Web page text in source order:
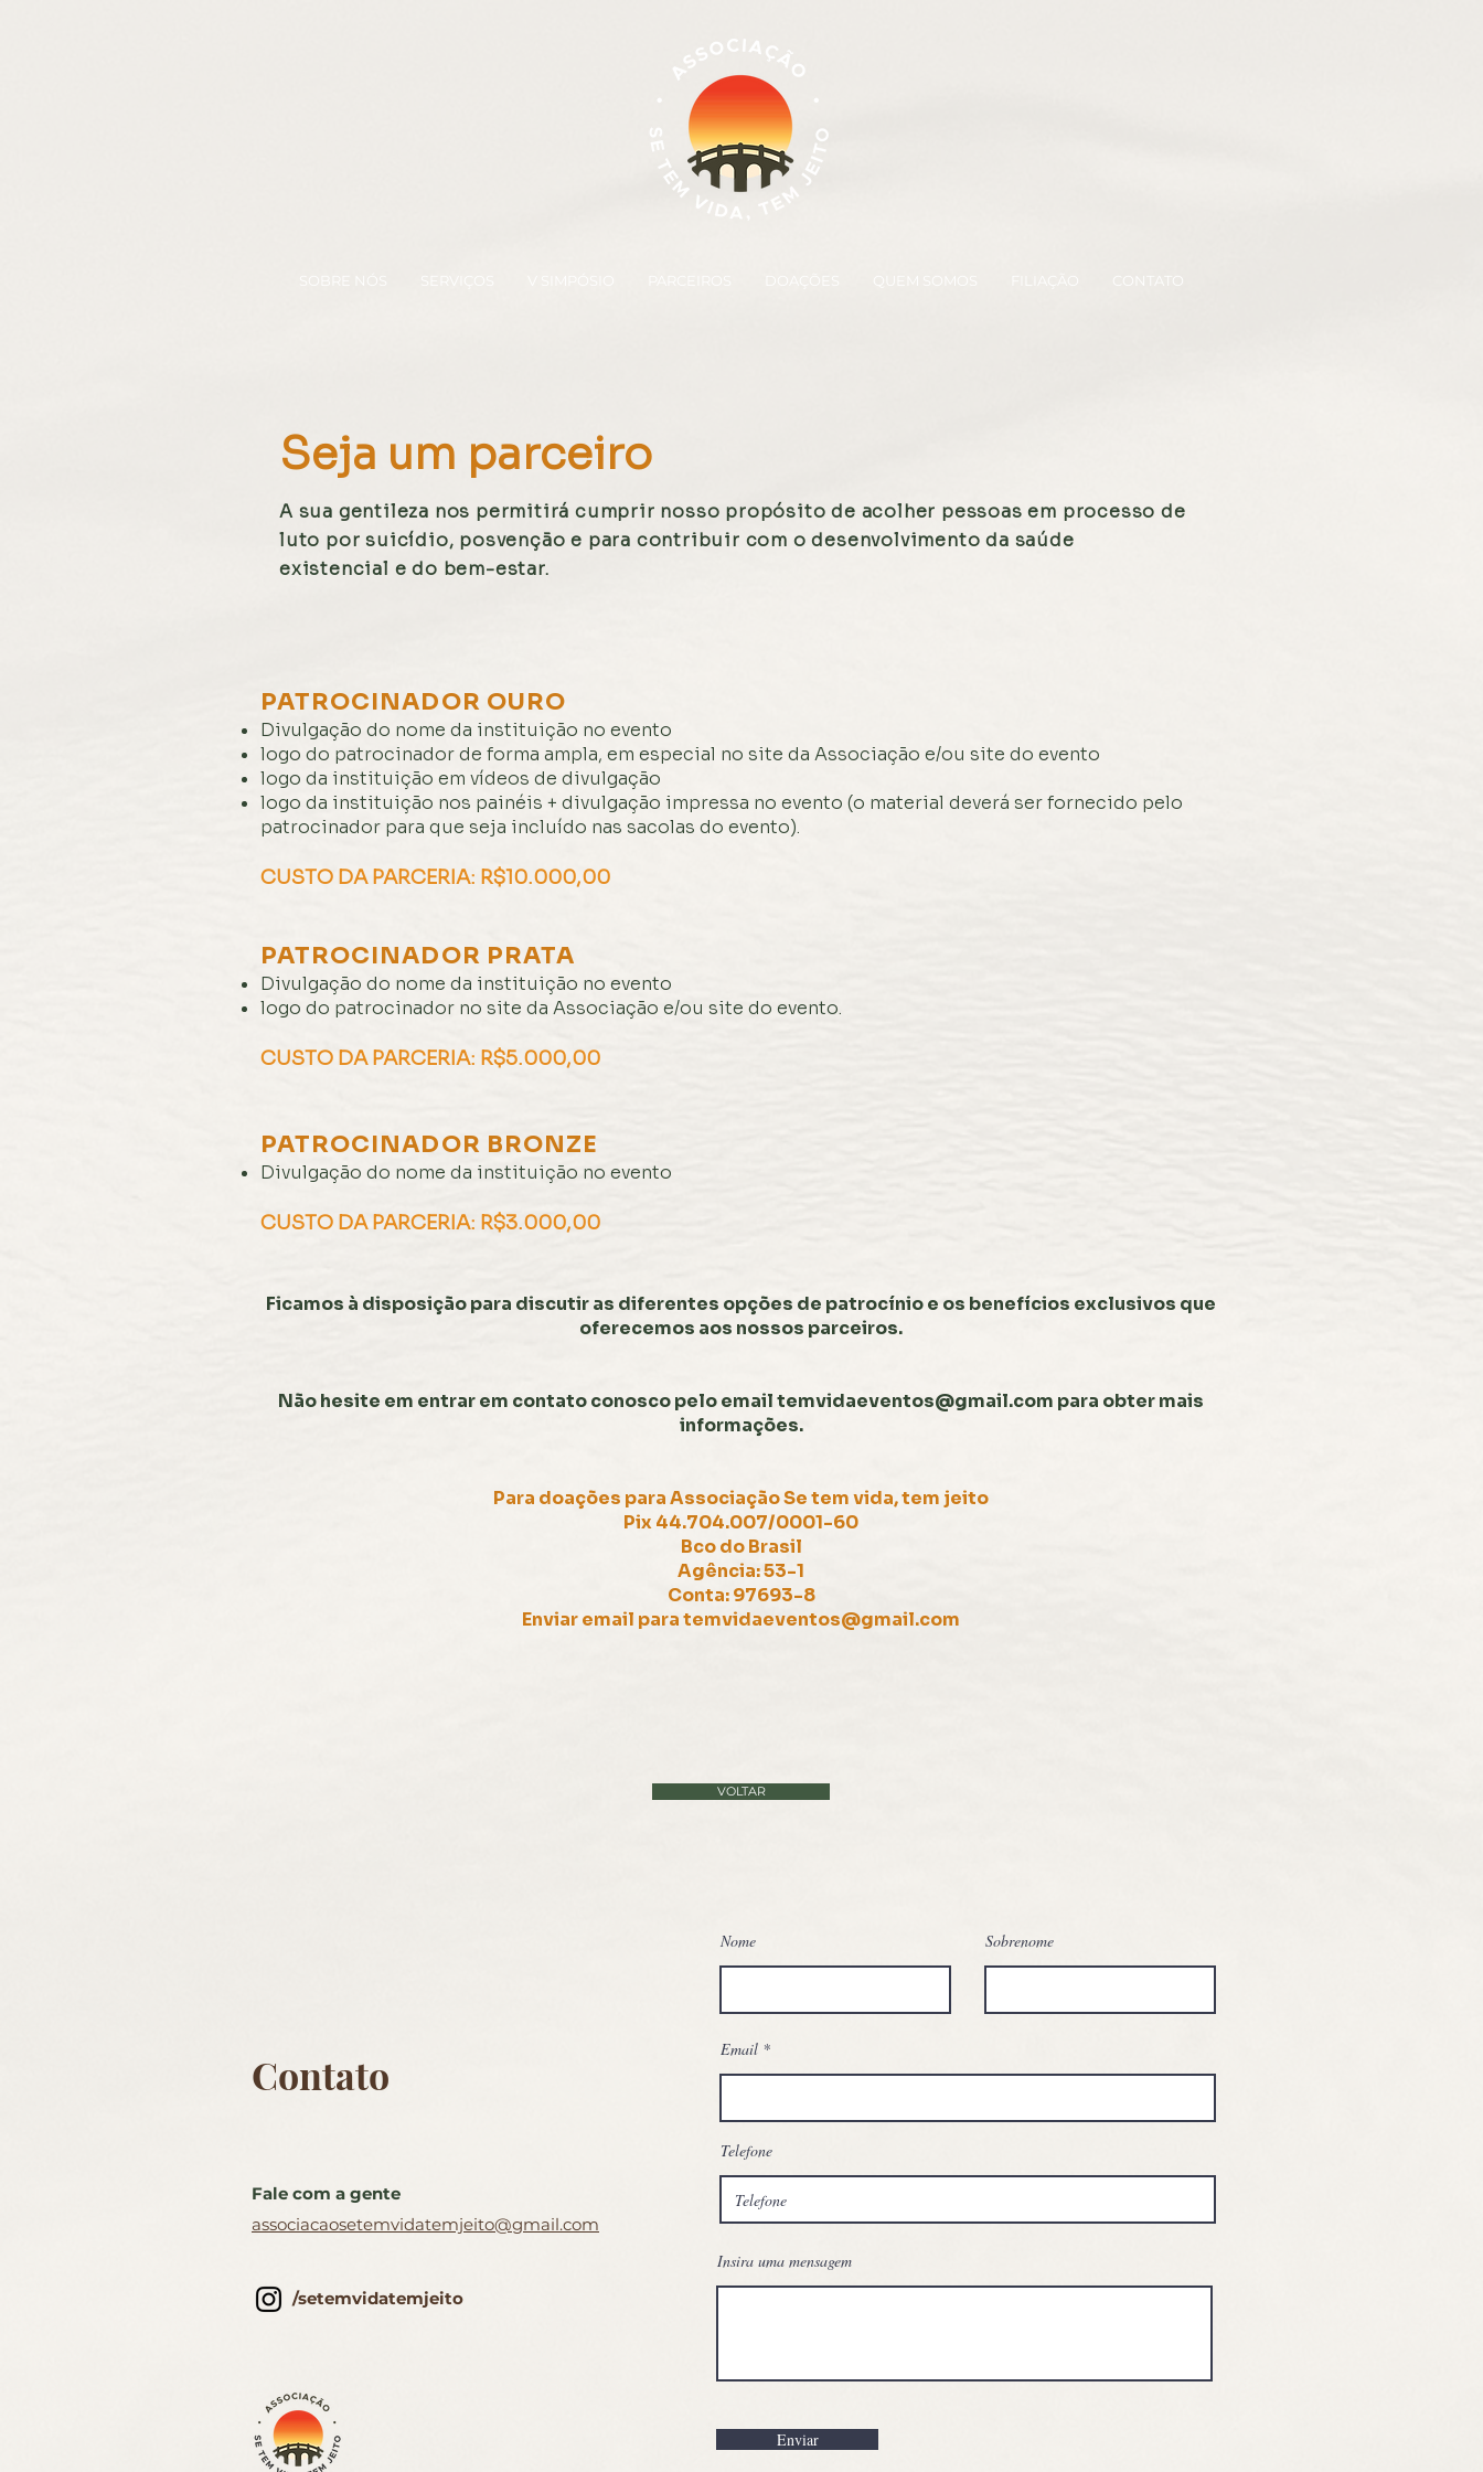
FILIAÇÃO CONTATO
Seja um parceiro
A sua gentileza nos permitirá cumprir nosso propósito de acolher pessoas em processo de
luto por suicídio, posvenção e para contribuir com o desenvolvimento da saúde
existencial e do bem-estar.
PATROCINADOR OURO
Divulgação do nome da instituição no evento
logo do patrocinador de forma ampla, em especial no site da Associação e/ou site do evento
logo da instituição em vídeos de divulgação
logo da instituição nos painéis + divulgação impressa no evento (o material deverá ser fornecido pelo
patrocinador para que seja incluído nas sacolas do evento).
CUSTO DA PARCERIA: R$10.000,00
PATROCINADOR PRATA
Divulgação do nome da instituição no evento
logo do patrocinador no site da Associação e/ou site do evento.
CUSTO DA PARCERIA: R$5.000,00
PATROCINADOR BRONZE
Divulgação do nome da instituição no evento
CUSTO DA PARCERIA: R$3.000,00
Ficamos à disposição para discutir as diferentes opções de patrocínio e os benefícios exclusivos que
oferecemos aos nossos parceiros.
Não hesite em entrar em contato conosco pelo emailtemvidaeventos@gmail.com para obter mais
informações.
Para doações para Associação Se tem vida, tem jeito
Pix 44.704.007/0001-60
Bco do Brasil
Agência: 53-1
Conta: 97693-8
Enviar email paratemvidaeventos@gmail.com
VOLTAR
Contato
Fale com a gente
associacaosetemvidatemjeito@gmail.com
/setemvidatemjeito
Nome Sobrenome
Email
Telefone
Insira uma mensagem
Enviar